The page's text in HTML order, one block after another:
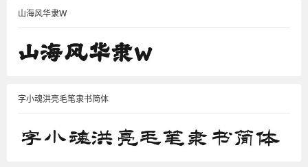
山海风华隶W
字小魂洪亮毛笔隶书简体